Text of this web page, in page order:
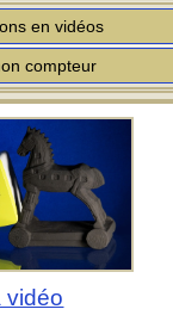
en vidéos
compteur
vidéo